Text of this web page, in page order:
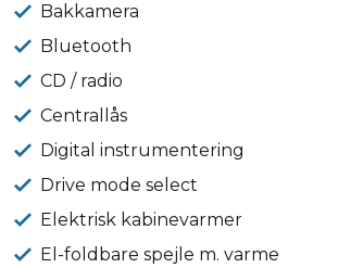
Bakkamera
Bluetooth
CD / radio
Centrallås
Digital instrumentering
Drive mode select
Elektrisk kabinevarmer
El-foldbare spejle m. varme